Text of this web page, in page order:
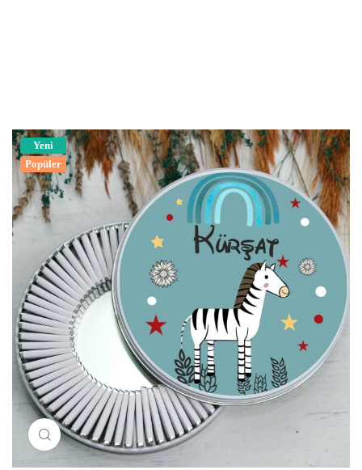
Yeni
Popüler
Resimi büyütmek için tıklayın